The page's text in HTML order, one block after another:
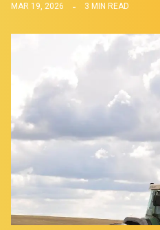
MAR 19, 2026 3 MIN READ